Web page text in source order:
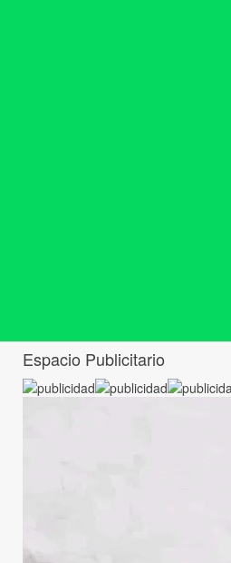
Espacio Publicitario